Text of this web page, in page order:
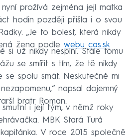
nyní prožívá zejména její matka
hodin později přišla i o svou
„Je to bolest, která nikdy
žena podle webu cas.sk
si už nikdy nesplní. Stále tomu
se smířit s tím, že tě nikdy
se spolu smát. Neskutečně mi
napsal dojemný
bratr Roman.
i její tým, v němž roky
MBK Stará Turá
V roce 2015 společně